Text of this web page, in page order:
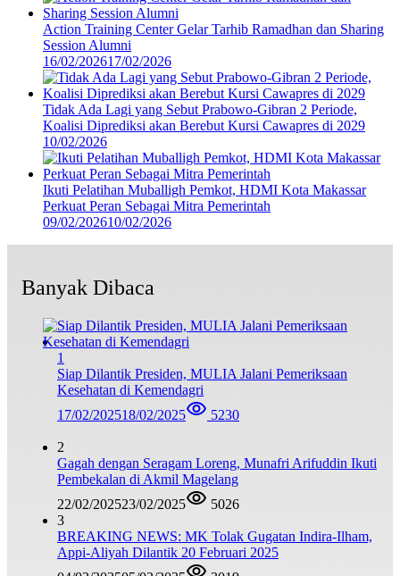
Action Training Center Gelar Tarhib Ramadhan dan Sharing
Session Alumni
16/02/202617/02/2026
Tidak Ada Lagi yang Sebut Prabowo-Gibran 2 Periode,
Koalisi Diprediksi akan Berebut Kursi Cawapres di 2029
10/02/2026
Ikuti Pelatihan Muballigh Pemkot, HDMI Kota Makassar
Perkuat Peran Sebagai Mitra Pemerintah
09/02/202610/02/2026
Banyak Dibaca
1
Siap Dilantik Presiden, MULIA Jalani Pemeriksaan
Kesehatan di Kemendagri
17/02/202518/02/2025 5230
2
Gagah dengan Seragam Loreng, Munafri Arifuddin Ikuti
Pembekalan di Akmil Magelang
22/02/202523/02/2025
5026
3
BREAKING NEWS: MK Tolak Gugatan Indira-Ilham,
Appi-Aliyah Dilantik 20 Februari 2025